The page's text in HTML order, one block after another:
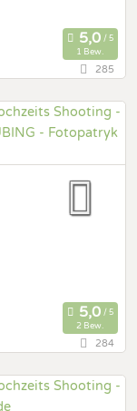
1 Bew.
285
2 Bew.
284